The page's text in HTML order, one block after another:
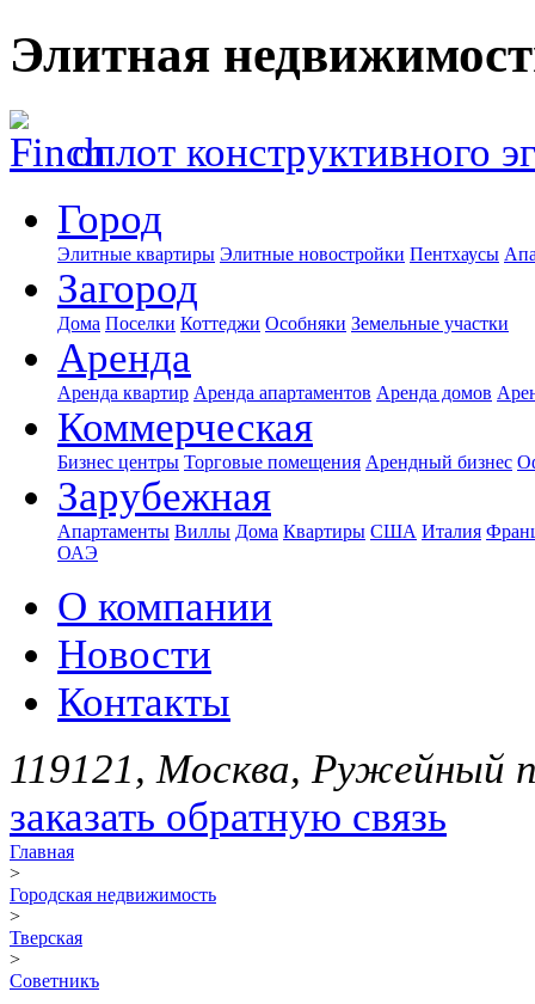
Элитная
оплот конструктивного
Город
Элитные квартиры Элитные новостройки Пентхаусы
Загород
Дома Поселки Коттеджи Особняки Земельные участки
Аренда
Аренда квартир Аренда апартаментов Аренда домов
Коммерческая
Бизнес центры Торговые помещения Арендный бизнес
Зарубежная
Апартаменты Виллы Дома Квартиры США Италия
ОАЭ
О компании
Новости
Контакты
119121, Москва, Ружейный
заказать обратную связь
Главная
>
Городская недвижимость
>
Тверская
>
Советникъ